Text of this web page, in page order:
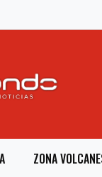
ZONA